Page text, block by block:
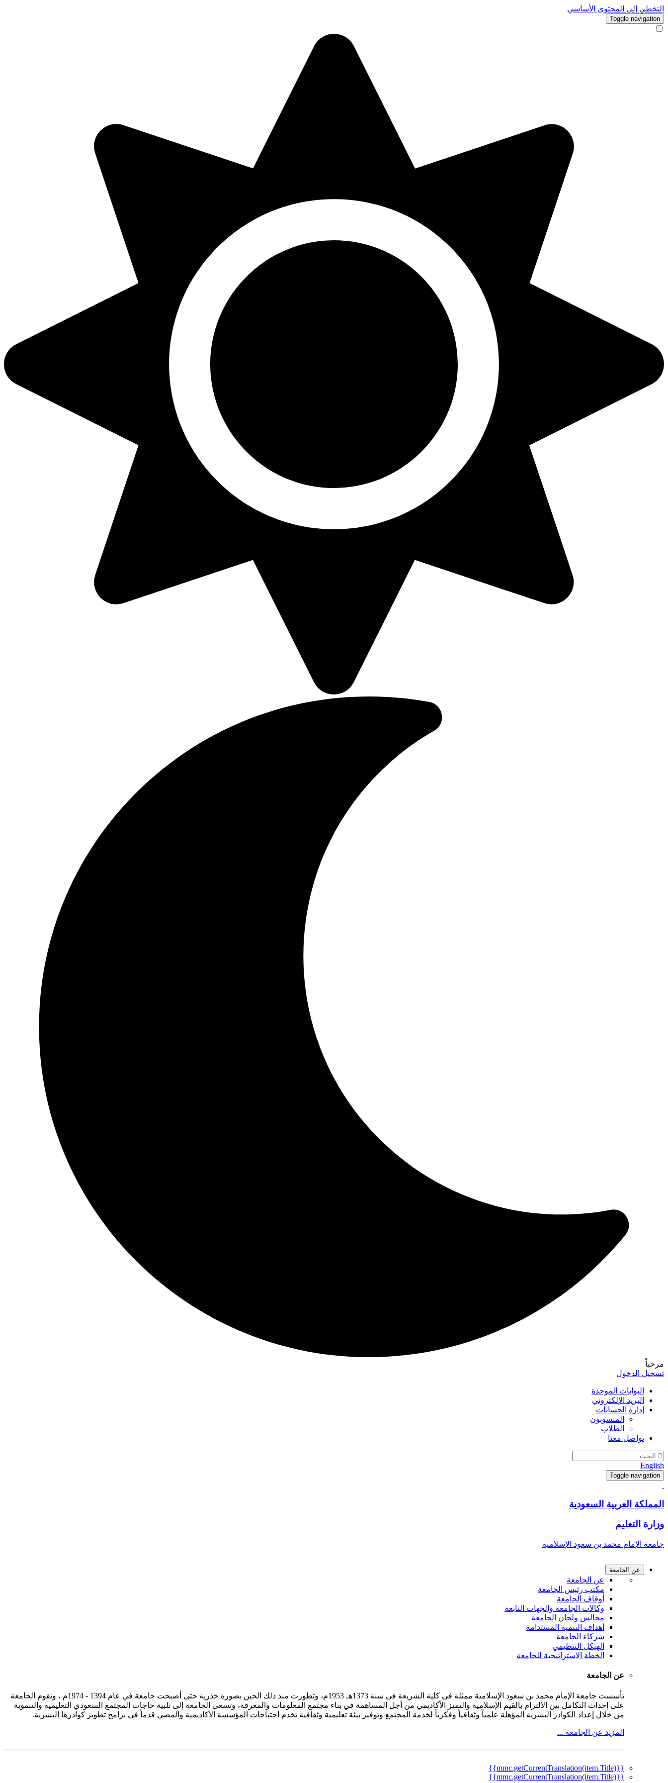
التخطي إلى المحتوى الأساسي
Toggle navigation
مرحباً
تسجيل الدخول
البوابات الموحدة
البريد الإلكتروني
إدارة الحسابات
المنسوبون
الطلاب
تواصل معنا
English
Toggle navigation
المملكة العربية السعودية
وزارة التعليم
جامعة الإمام محمد بن سعود الإسلامية
عن الجامعة
عن الجامعة
مكتب رئيس الجامعة
أوقاف الجامعة
وكالات الجامعة والجهات التابعة
مجالس ولجان الجامعة
أهداف التنمية المستدامة
شركاء الجامعة
الهيكل التنظيمي
الخطة الاستراتيجية للجامعة
عن الجامعة
تأسست جامعة الإمام محمد بن سعود الإسلامية ممثلة في كلية الشريعة في سنة 1373هـ 1953م، وتطورت منذ ذلك الحين بصورة جذرية حتى أصبحت جامعة في عام 1394 - 1974م ، وتقوم الجامعة
على إحداث التكامل بين الالتزام بالقيم الإسلامية والتميز الأكاديمي من أجل المساهمة في بناء مجتمع المعلومات والمعرفة، وتسعى الجامعة إلى تلبية حاجات المجتمع السعودي التعليمية والتنموية
من خلال إعداد الكوادر البشرية المؤهلة علمياً وثقافياً وفكرياً لخدمة المجتمع وتوفير بيئة تعليمية وثقافية تخدم احتياجات المؤسسة الأكاديمية والمضي قدماً في برامج تطوير كوادرها البشرية.
المزيد عن الجامعة ...
{{mmc.getCurrentTranslation(item.Title)}}
{{mmc.getCurrentTranslation(item.Title)}}